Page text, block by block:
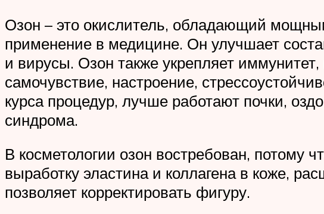
Озон – это окислитель, обладающий
применение в медицине. Он улучшает
и вирусы. Озон также укрепляет
самочувствие, настроение,
курса процедур, лучше работают почки,
синдрома.
В косметологии озон востребован, потому
выработку эластина и коллагена в коже,
позволяет корректировать фигуру.